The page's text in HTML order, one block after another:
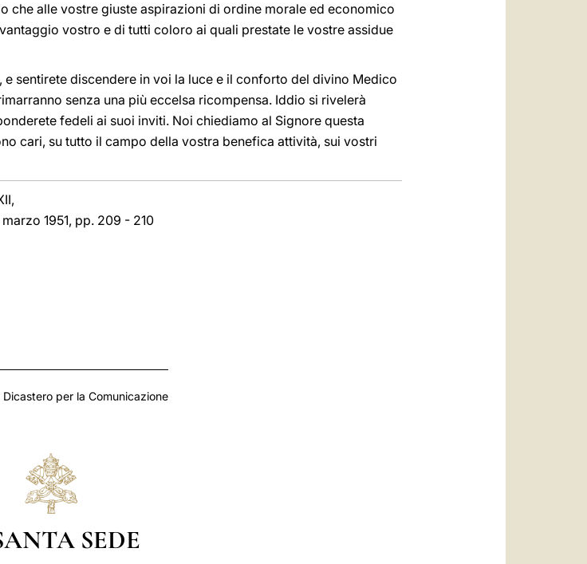
che alle vostre giuste aspirazioni di ordine morale ed economico
vostro e di tutti coloro ai quali prestate le vostre assidue
sentirete discendere in voi la luce e il conforto del divino Medico
senza una più eccelsa ricompensa. Iddio si rivelerà
fedeli ai suoi inviti. Noi chiediamo al Signore questa
cari, su tutto il campo della vostra benefica attività, sui vostri
1951, pp. 209 - 210
per la Comunicazione
SEDE